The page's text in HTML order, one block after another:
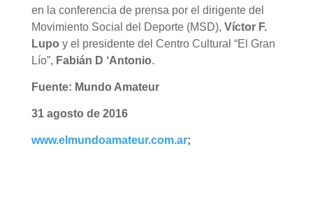
en la conferencia de prensa por el dirigente del
Movimiento Social del Deporte (MSD), Víctor F.
Lupo y el presidente del Centro Cultural “El Gran
Lío”, Fabián D ‘Antonio.
Fuente: Mundo Amateur
31 agosto de 2016
www.elmundoamateur.com.ar;